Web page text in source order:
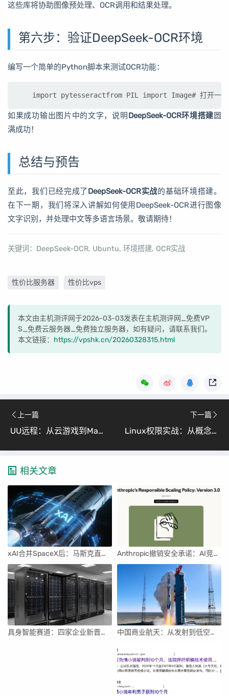
这些库将协助图像预处理、OCR调用和结果处理。
第六步：验证DeepSeek-OCR环境
编写一个简单的Python脚本来测试OCR功能：
import pytesseractfrom PIL import Image# 打开一
如果成功输出图片中的文字，说明 DeepSeek-OCR环境搭建圆
满成功！
总结与预告
至此，我们已经完成了 DeepSeek-OCR实战的基础环境搭建。
在下一期，我们将深入讲解如何使用DeepSeek-OCR进行图像
文字识别，并处理中文等多语言场景。敬请期待！
关键词：DeepSeek-OCR, Ubuntu, 环境搭建, OCR实战
性价比服务器 性价比vps
本文由主机测评网于2026-03-03发表在主机测评网_免费VP
S_免费云服务器_免费独立服务器，如有疑问，请联系我们。
本文链接： https://vpshk.cn/20260328315.html
上一篇
UU远程：从云游戏到Mac远程操控，游戏办公全覆盖
下一篇
Linux权限实战：从概念到命令（搞定文件访问控制的核心逻辑）
相关文章
xAI合并SpaceX后：马斯克直接介入，团队压力激增 Anthropic撤销安全承诺：AI竞赛中的伦理与商业博弈
具身智能赛道：四家企业新晋独角兽，融资竞速背后 中国商业航天：从发射到低空经济，全面加速